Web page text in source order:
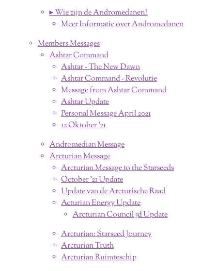
▸ Wie zijn de Andromedanen?
Meer Informatie over Andromedanen
Members Messages
Ashtar Command
Ashtar - The New Dawn
Ashtar Command - Revolutie
Message from Ashtar Command
Ashtar Update
Personal Message April 2021
12 Oktober '21
Andromedian Message
Arcturian Message
Arcturian Message to the Starseeds
October '21 Update
Update van de Arcturische Raad
Acturian Energy Update
Arcturian Council 5d Update
Arcturian: Starseed Journey
Arcturian Truth
Arcturian Ruimteschip